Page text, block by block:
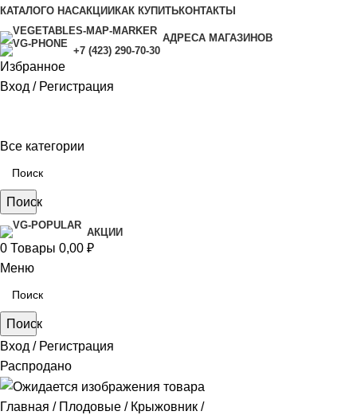
КАТАЛОГО НАСАКЦИИ КАК КУПИТЬКОНТАКТЫ
АДРЕСА МАГАЗИНОВ
+7 (423) 290-70-30
Избранное
Вход / Регистрация
Все категории
Поиск
АКЦИИ
0 Товары 0,00 ₽
Меню
Поиск
Вход / Регистрация
Распродано
Главная Плодовые
Крыжовник